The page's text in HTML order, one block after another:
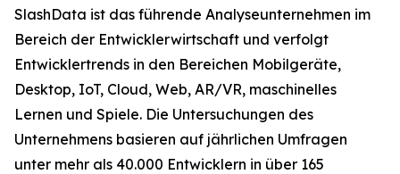
SlashData ist das führende Analyseunternehmen im
Bereich der Entwicklerwirtschaft und verfolgt
Entwicklertrends in den Bereichen Mobilgeräte,
Desktop, IoT, Cloud, Web, AR/VR, maschinelles
Lernen und Spiele. Die Untersuchungen des
Unternehmens basieren auf jährlichen Umfragen
unter mehr als 40.000 Entwicklern in über 165